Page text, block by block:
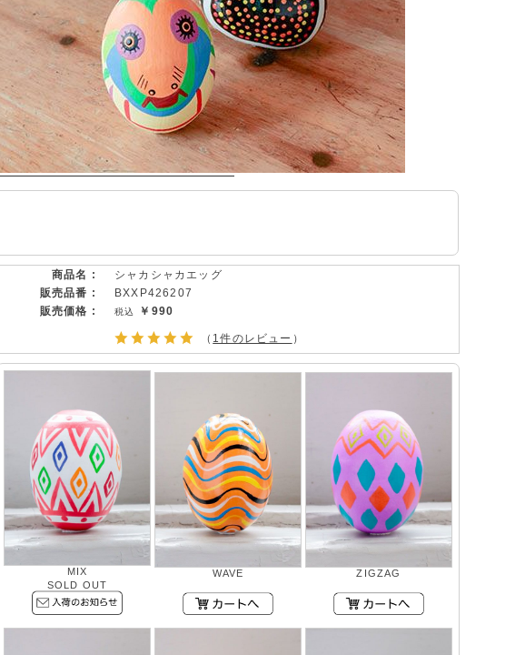
商品名 :
シャカシャカエッグ
販売品番 :
BXXP426207
販売価格 :
￥990
（ 1件のレビュー ）
MIX
SOLD OUT
WAVE ZIGZAG